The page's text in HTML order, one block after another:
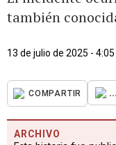
también
13 de julio de 2025 - 4:05
COMPARTIR ...
ARCHIVO